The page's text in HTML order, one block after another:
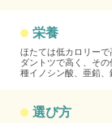
栄養
ほたては低カロリー
ダントツで高く、そ
種イノシン酸、亜鉛、
選び方